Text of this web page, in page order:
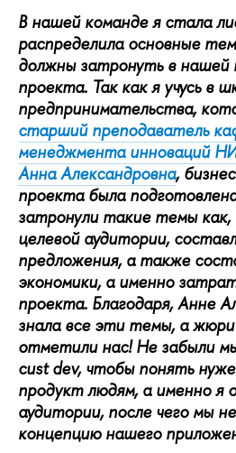
В нашей команде я стала
распределила основные
должны затронуть в нашей
проекта. Так как я учусь в
предпринимательства,
старший преподаватель
менеджмента инноваций
Анна Александровна,
проекта была
затронули такие темы как,
целевой аудитории,
предложения, а также
экономики, а именно
проекта. Благодаря, Анне
знала все эти темы, а жюри
отметили нас! Не забыли
cust dev, чтобы понять
продукт людям, а именно я
аудитории, после чего мы
концепцию нашего